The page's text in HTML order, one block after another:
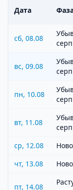
Дата
сб, 08.08
серп
вс, 09.08
серп
пн, 10.08
серп
вт, 11.08
серп
ср, 12.08
чт, 13.08
пт, 14.08